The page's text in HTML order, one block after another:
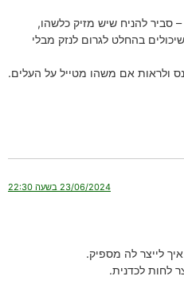
סביר להניח שיש מזיק כלשהו,
בהחלט לגרום לנזק מבלי
ולראות אם משהו מטייל על העלים.
23/06/2024 בשעה 22:30
לייצר לה מספיק.
לחות לכדנית.